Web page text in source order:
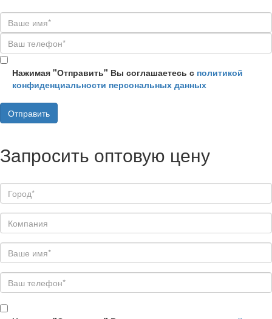
Нажимая "Отправить" Вы соглашаетесь с политикой
конфиденциальности персональных данных
Запросить оптовую цену